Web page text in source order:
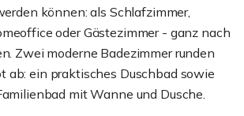
können: als Schlafzimmer,
oder Gästezimmer - ganz nach
Zwei moderne Badezimmer runden
ab: ein praktisches Duschbad sowie
mit Wanne und Dusche.